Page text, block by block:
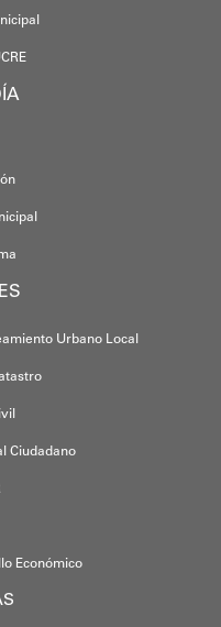
Urbano Local
Ciudadano
Económico